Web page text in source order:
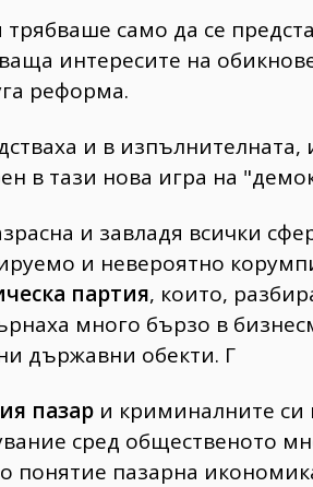
само да се
интересите на
реформа.
и в изпълнителната,
в тази нова игра на
и завладя всички
и невероятно
партия, които,
много бързо в
държавни обекти. Г
пазар и криминалните си
сред общественото
понятие пазарна